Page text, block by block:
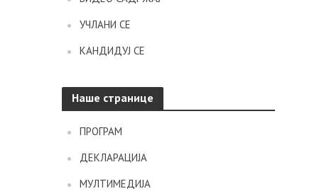
УЧЛАНИ СЕ
КАНДИДУЈ СЕ
Наше странице
ПРОГРАМ
ДЕКЛАРАЦИЈА
МУЛТИМЕДИЈА